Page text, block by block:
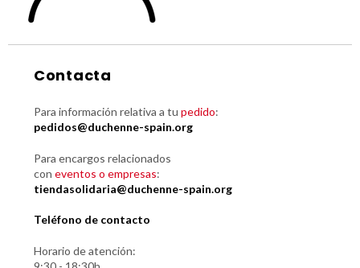
Contacta
Para información relativa a tu pedido:
pedidos@duchenne-spain.org
Para encargos relacionados
con eventos o empresas:
tiendasolidaria@duchenne-spain.org
Teléfono de contacto
Horario de atención: